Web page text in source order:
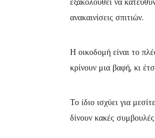
ανακαινίσεις σπιτιών.
Η οικοδομή είναι το
κρίνουν μια βαφή, κι
Το ίδιο ισχύει για
δίνουν κακές